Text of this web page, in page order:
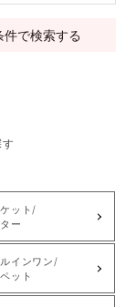
件で検索する
ット/
ー
インワン/
ット